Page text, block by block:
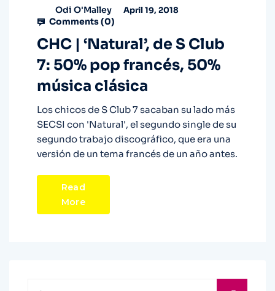
Odi O'Malley April 19, 2018
Comments (0)
CHC | ‘Natural’, de S Club
7: 50% pop francés, 50%
música clásica
Los chicos de S Club 7 sacaban su lado más
SECSI con 'Natural', el segundo single de su
segundo trabajo discográfico, que era una
versión de un tema francés de un año antes.
Read
More